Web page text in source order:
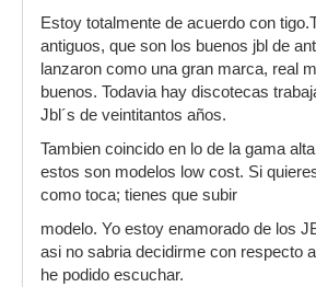
Estoy totalmente de acuerdo con
antiguos, que son los buenos jbl de
lanzaron como una gran marca, real
buenos. Todavia hay discotecas
Jbl´s de veintitantos años.
Tambien coincido en lo de la gama
estos son modelos low cost. Si
como toca; tienes que subir
modelo. Yo estoy enamorado de los
asi no sabria decidirme con respecto
he podido escuchar.